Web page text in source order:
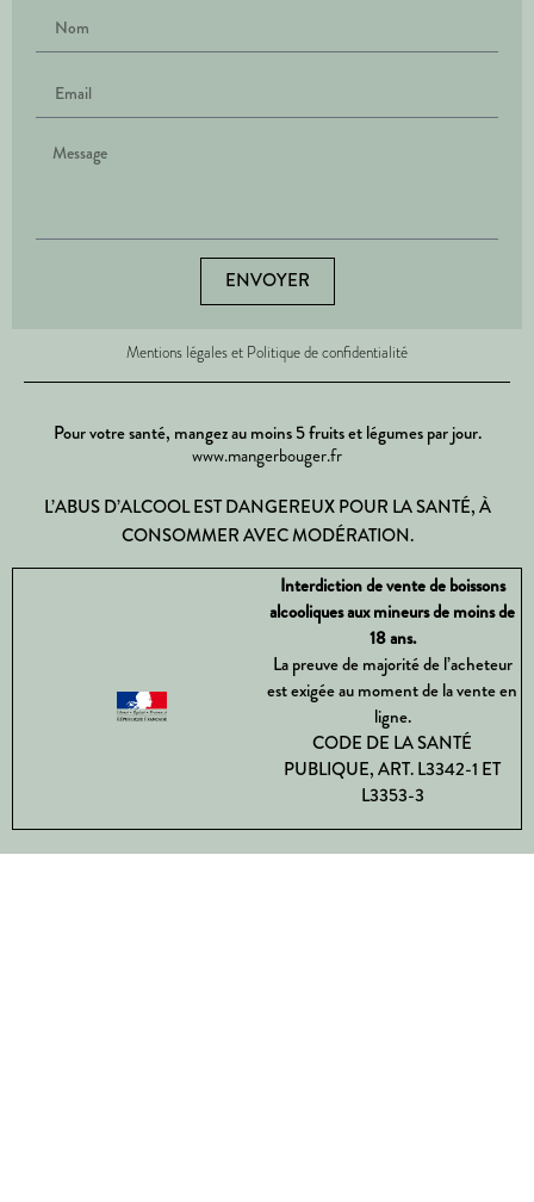
ENVOYER
Mentions légales et Politique de confidentialité
Pour votre santé, mangez au moins 5 fruits et légumes par jour.
www.mangerbouger.fr
L’ABUS D’ALCOOL EST DANGEREUX POUR LA SANTÉ, À
CONSOMMER AVEC MODÉRATION.
Interdiction de vente de boissons
alcooliques aux mineurs de moins de
18 ans.
La preuve de majorité de l’acheteur
est exigée au moment de la vente en
ligne.
CODE DE LA SANTÉ
PUBLIQUE, ART. L3342-1 ET
L3353-3